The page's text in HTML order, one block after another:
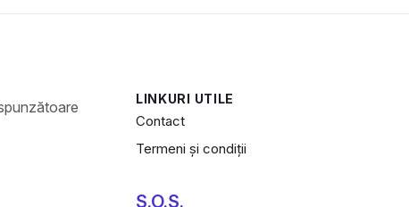
LINKURI UTILE
Contact
Termeni și condiții
S.O.S.